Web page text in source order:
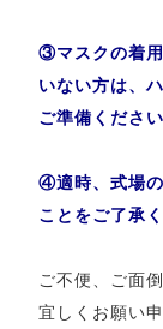
③マスクの着
いない方は、
ご準備ください
④適時、式場の
ことをご了承
ご不便、ご面
宜しくお願い